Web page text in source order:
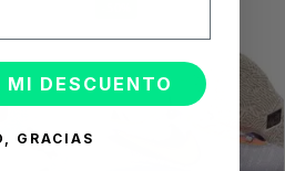
MI DESCUENTO
GRACIAS